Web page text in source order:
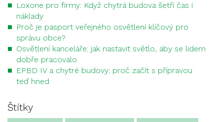
Loxone pro firmy: Když chytrá budova šetří čas i
náklady
Proč je pasport veřejného osvětlení klíčový pro
správu obce?
Osvětlení kanceláře: jak nastavit světlo, aby se lidem
dobře pracovalo
EPBD IV a chytré budovy: proč začít s přípravou
teď hned
Štítky